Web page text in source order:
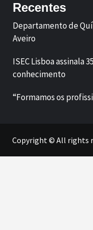
Recentes
Departamento de
Aveiro
ISEC Lisboa assinala
conhecimento
“Formamos os
Copyright © All rights